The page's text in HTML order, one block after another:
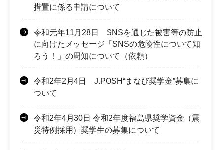
措置に係る申請について
令和元年11月28日 SNSを通じた被害等の防止
に向けたメッセージ「SNSの危険性について知
ろう！」の周知について（依頼）
令和2年2月4日 J.POSH“まなび奨学金”募集に
ついて
令和2年4月30日 令和2年度福島県奨学資金（震
災特例採用）奨学生の募集について